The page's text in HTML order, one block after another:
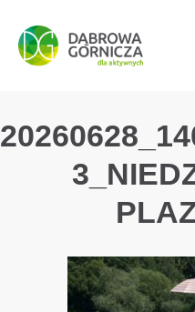
PRZEJDŹ DO MENU
PRZEJDŹ DO
PRZEJDŹ DO TREŚCI